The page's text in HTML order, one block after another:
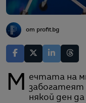
от profit.bg
Мечтата на много американци не е да забогатеят
някой ден